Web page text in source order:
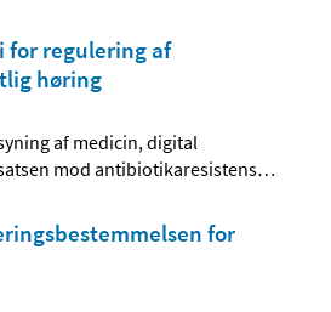
for regulering af
høring
af medicin, digital
mod antibiotikaresistens…
for